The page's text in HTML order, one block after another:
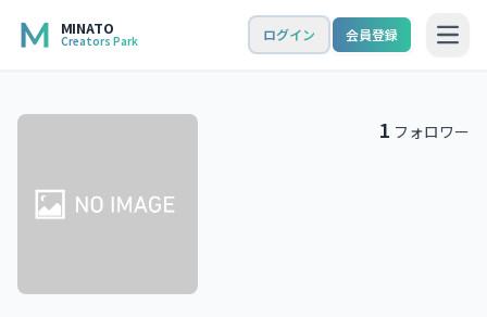
MINATO
Creators Park ログイン 会員登録
1 フォロワー